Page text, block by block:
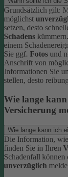
Grundsätzlich gilt:
möglichst
setzen, desto
Schadens kümmern.
einem
Sie ggf. Fotos und
Anschrift von
Informationen Sie
stellen, desto
Wie lange
Versicherung
Wie lange kann ich
Die Information,
finden Sie in Ihren
Schadenfall können
unverzüglich